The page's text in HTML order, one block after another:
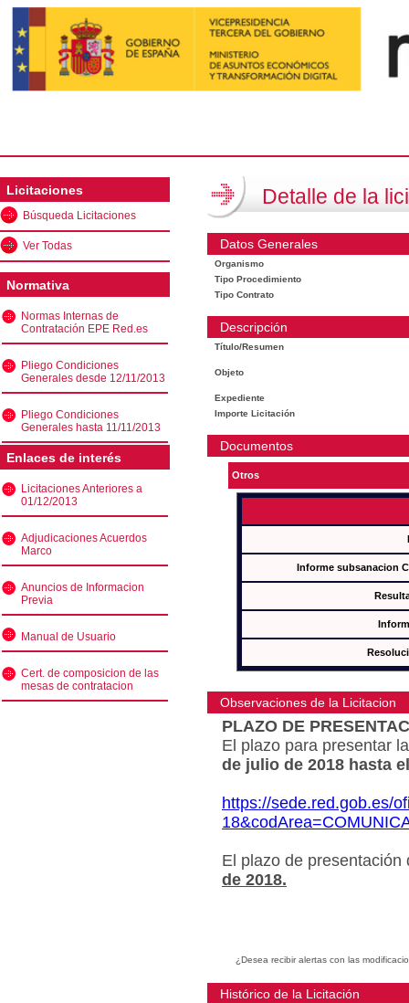
Licitaciones
Búsqueda Licitaciones
Ver Todas
Normativa
Normas Internas de
Contratación EPE Red.es
Pliego Condiciones
Generales desde 12/11/2013
Pliego Condiciones
Generales hasta 11/11/2013
Enlaces de interés
Licitaciones Anteriores a
01/12/2013
Adjudicaciones Acuerdos
Marco
Anuncios de Informacion
Previa
Manual de Usuario
Cert. de composicion de las
mesas de contratacion
Detalle de la
Datos Generales
Organismo
Tipo Procedimiento
Tipo Contrato
Descripción
Título/Resumen
Objeto
Expediente
Importe Licitación
Documentos
Otros
Informe subsanacion
Observaciones de la Licitacion
PLAZO DE
El plazo para presentar
de julio de 2018 hasta
https://sede.red.gob.es/
El plazo de
de 2018.
¿Desea recibir alertas con las
Histórico de la Licitación